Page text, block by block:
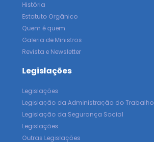
História
Estatuto Orgânico
Quem é quem
Galeria de Ministros
Revista e Newsletter
Legislações
Legislações
Legislação da Administração do Trabalho
Legislação da Segurança Social
Legislações
Outras Legislações